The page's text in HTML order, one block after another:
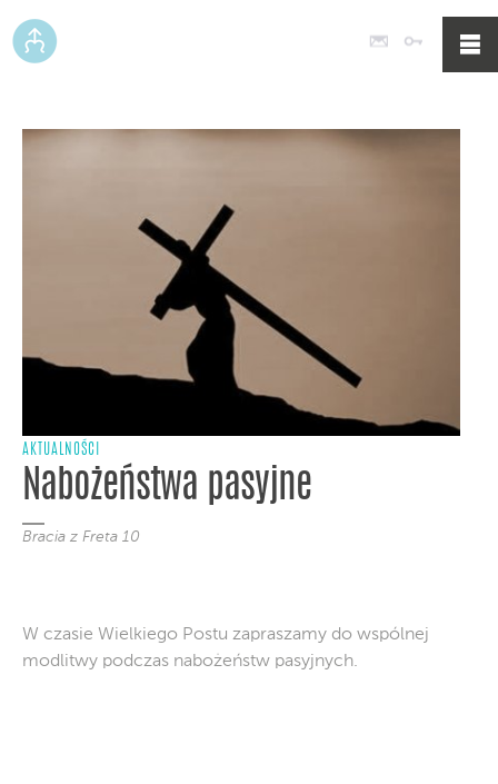
Poczta
AKTUALNOŚCI
Nabożeństwa pasyjne
Bracia z Freta 10
W czasie Wielkiego Postu zapraszamy do wspólnej
modlitwy podczas nabożeństw pasyjnych.